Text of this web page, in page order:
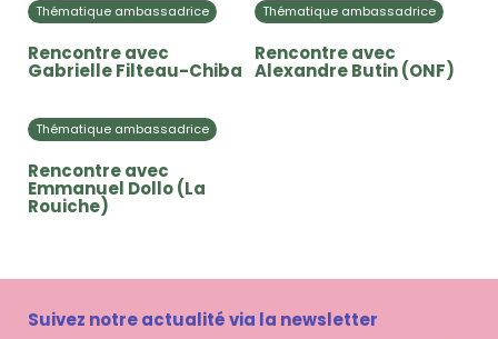
Thématique ambassadrice
Rencontre avec
Gabrielle Filteau-Chiba
Thématique ambassadrice
Rencontre avec
Alexandre Butin (ONF)
Thématique ambassadrice
Rencontre avec
Emmanuel Dollo (La
Rouiche)
Suivez notre actualité via la newsletter